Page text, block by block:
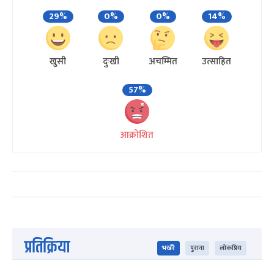
29%
खुसी
0%
दुःखी
0%
अचम्मित
14%
उत्साहित
57%
आक्रोशित
प्रतिक्रिया भर्खरै पुराना लोकप्रिय